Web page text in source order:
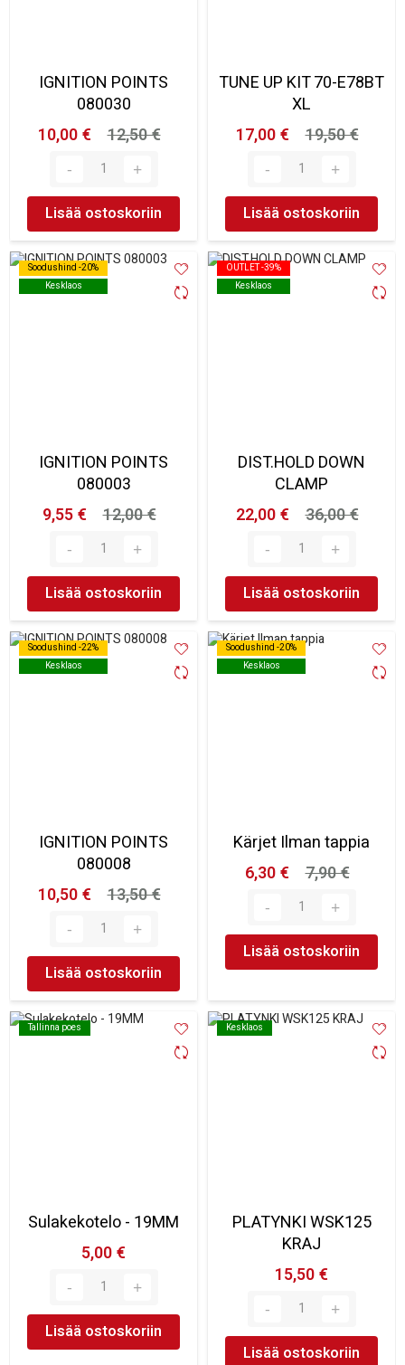
IGNITION POINTS
080030
10,00 €
12,50 €
Lisää ostoskoriin
TUNE UP KIT 70-E78BT
XL
17,00 €
19,50 €
Lisää ostoskoriin
Soodushind -20%
Kesklaos
Soodushind -20%
Kesklaos
IGNITION POINTS
080003
9,55 €
12,00 €
Lisää ostoskoriin
OUTLET -39%
Kesklaos
OUTLET -39%
Kesklaos
DIST.HOLD DOWN
CLAMP
22,00 €
36,00 €
Lisää ostoskoriin
Soodushind -22%
Kesklaos
Soodushind -22%
Kesklaos
IGNITION POINTS
080008
10,50 €
13,50 €
Lisää ostoskoriin
Soodushind -20%
Kesklaos
Soodushind -20%
Kesklaos
Kärjet Ilman tappia
6,30 €
7,90 €
Lisää ostoskoriin
Tallinna poes
Tallinna poes
Sulakekotelo - 19MM
5,00 €
Lisää ostoskoriin
Kesklaos
Kesklaos
PLATYNKI WSK125
KRAJ
15,50 €
Lisää ostoskoriin